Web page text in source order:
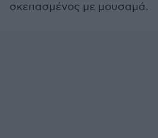
σκεπασμένος με μουσαμά.